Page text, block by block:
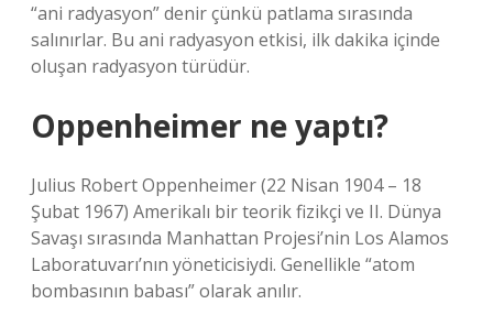
“ani radyasyon” denir çünkü patlama sırasında
salınırlar. Bu ani radyasyon etkisi, ilk dakika içinde
oluşan radyasyon türüdür.
Oppenheimer ne yaptı?
Julius Robert Oppenheimer (22 Nisan 1904 – 18
Şubat 1967) Amerikalı bir teorik fizikçi ve II. Dünya
Savaşı sırasında Manhattan Projesi’nin Los Alamos
Laboratuvarı’nın yöneticisiydi. Genellikle “atom
bombasının babası” olarak anılır.